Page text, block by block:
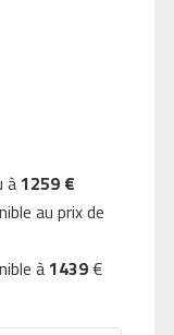
à 1259 €
au prix de
à 1439€